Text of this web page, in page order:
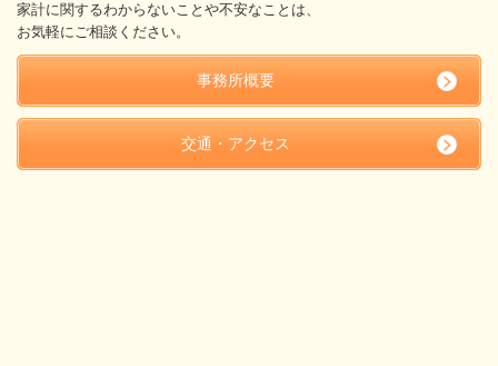
家計に関するわからないことや不安なことは、
お気軽にご相談ください。
事務所概要
交通・アクセス